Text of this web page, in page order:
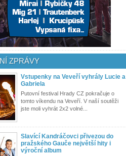
ZPRÁVY
Vstupenky na Veveří vyhrály Lucie a
Gabriela
Putovní festival Hrady CZ pokračuje o
tomto víkendu na Veveří. V naší soutěži
jste moli vyhrát 2x2 volné...
Slavící Kandráčovci přivezou do
pražského Gauče největší hity i
výroční album